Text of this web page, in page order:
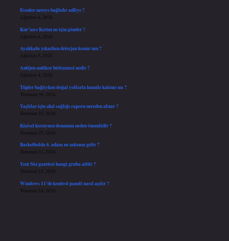
Esenler nereye bağlıdır adliye ?
Ağustos 6, 2026
Kur’an-ı Kerim ne için gönder ?
Ağustos 6, 2026
Ayakkabı yıkarken deterjan konur mu ?
Ağustos 5, 2026
Antijen-antikor birleşmesi nedir ?
Ağustos 4, 2026
Tüpler bağlıyken doğal yollarla hamile kalınır mı ?
Temmuz 30, 2026
Yaşlılar için akıl sağlığı raporu nereden alınır ?
Temmuz 25, 2026
Kişisel koruyucu donanım neden önemlidir ?
Temmuz 25, 2026
Basketbolda 6. adam ne anlama gelir ?
Temmuz 21, 2026
Yeni Söz gazetesi hangi gruba aittir ?
Temmuz 15, 2026
Windows 11’de kontrol paneli nasıl açılır ?
Temmuz 14, 2026